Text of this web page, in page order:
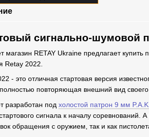
сигнально-шумовой
магазин RETAY Ukraine предлагает
Retay 2022.
- это отличная стартовая версия
повторяющая внешний вид своего
разработан под холостой патрон 9 мм P.A.K.
сигнала к началу соревнований.
обращения с оружием, так и как